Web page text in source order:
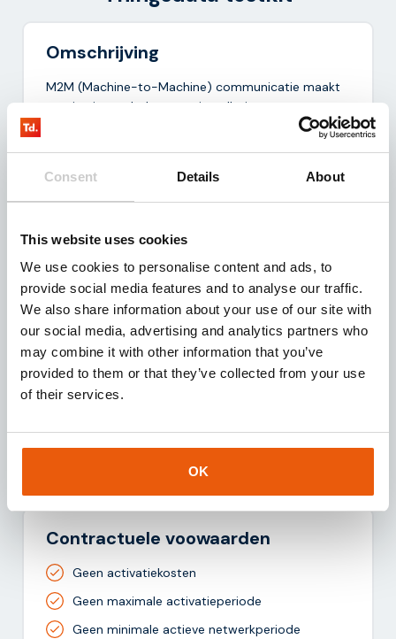
Consent Details About
This website uses cookies
We use cookies to personalise content and ads, to
provide social media features and to analyse our traffic.
We also share information about your use of our site with
our social media, advertising and analytics partners who
may combine it with other information that you’ve
provided to them or that they’ve collected from your use
of their services.
OK
Omschrijving
M2M (Machine-to-Machine) communicatie maakt
monitoring en beheer van installaties, apparatuur,
en sensoren op afstand mogelijk. Om te kunnen
2/3/4/5G uitgelezen en gerouteerd naar de cloud.
Voordelen
Multinetwerk EU roaming
Dedicated technisch support
Inclusief sim management systeem
3 maanden testen
Inclusief training
API beschikbaar voor maatwerk integratie
Contractuele voowaarden
Geen activatiekosten
Geen maximale activatieperiode
Geen minimale actieve netwerkperiode